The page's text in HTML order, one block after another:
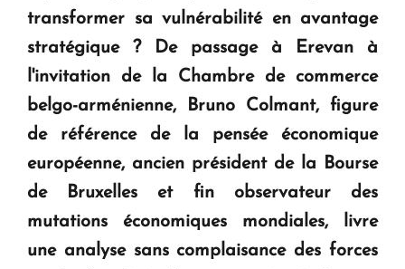
Le premier hôtel Hyatt Regency d'Arménie
ouvrira ses portes à Dilijan
transformer sa vulnérabilité en avantage
stratégique ? De passage à Erevan à
l'invitation de la Chambre de commerce
belgo-arménienne, Bruno Colmant, figure
de référence de la pensée économique
européenne, ancien président de la Bourse
de Bruxelles et fin observateur des
mutations économiques mondiales, livre
une analyse sans complaisance des forces